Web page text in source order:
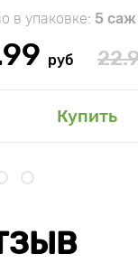
в упаковке: 5 саж
руб
Купить